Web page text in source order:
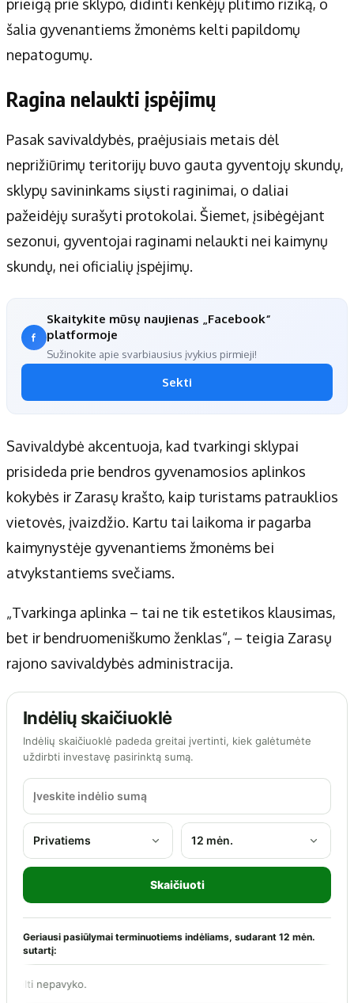
prieigą prie sklypo, didinti kenkėjų plitimo riziką, o
šalia gyvenantiems žmonėms kelti papildomų
nepatogumų.
Ragina nelaukti įspėjimų
Pasak savivaldybės, praėjusiais metais dėl
neprižiūrimų teritorijų buvo gauta gyventojų skundų,
sklypų savininkams siųsti raginimai, o daliai
pažeidėjų surašyti protokolai. Šiemet, įsibėgėjant
sezonui, gyventojai raginami nelaukti nei kaimynų
skundų, nei oficialių įspėjimų.
Skaitykite mūsų naujienas „Facebook“
platformoje
Sužinokite apie svarbiausius įvykius pirmieji!
Sekti
Savivaldybė akcentuoja, kad tvarkingi sklypai
prisideda prie bendros gyvenamosios aplinkos
kokybės ir Zarasų krašto, kaip turistams patrauklios
vietovės, įvaizdžio. Kartu tai laikoma ir pagarba
kaimynystėje gyvenantiems žmonėms bei
atvykstantiems svečiams.
„Tvarkinga aplinka – tai ne tik estetikos klausimas,
bet ir bendruomeniškumo ženklas“, – teigia Zarasų
rajono savivaldybės administracija.